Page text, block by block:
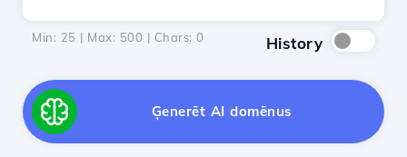
Min: 25 | Max: 500 | Chars: 0 History
Ģenerēt AI domēnus